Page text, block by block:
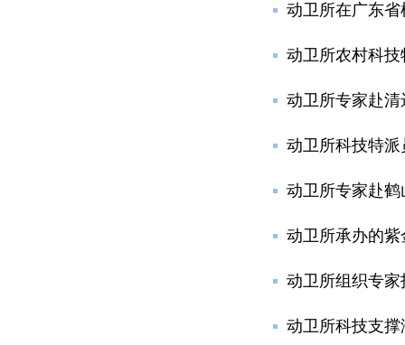
动卫所在广东
动卫所农村科
动卫所专家赴
动卫所科技特
动卫所专家赴
动卫所承办的
动卫所组织专
动卫所科技支